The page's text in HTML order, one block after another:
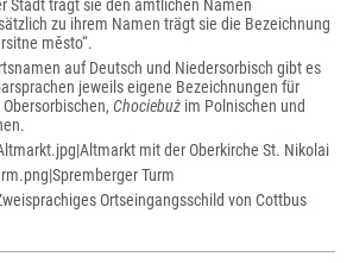
Stadt trägt sie den amtlichen Namen
zu ihrem Namen trägt sie die Bezeichnung
město“.
auf Deutsch und Niedersorbisch gibt es
jeweils eigene Bezeichnungen für
Obersorbischen, Chociebuż im Polnischen und
mit der Oberkirche St. Nikolai
Turm
Ortseingangsschild von Cottbus